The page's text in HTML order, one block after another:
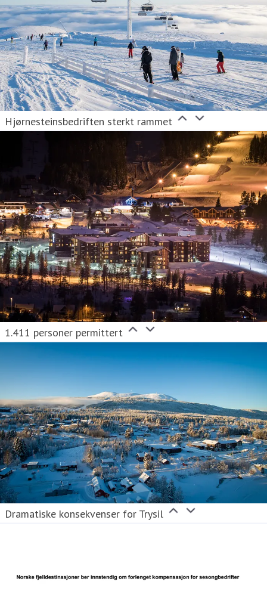
Hjørnesteinsbedriften sterkt rammet
1.411 personer permittert
Dramatiske konsekvenser for Trysil